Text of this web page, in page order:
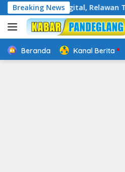
Langsung
ke
konten
Breaking News
Digital, Relawan TIK Bergerak
Beranda Kanal Berita